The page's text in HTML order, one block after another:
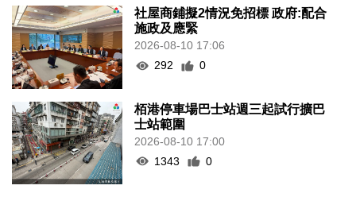
社屋商鋪擬2情況免招標 政府:配合
施政及應緊
2026-08-10 17:06
292
0
栢港停車場巴士站週三起試行擴巴
士站範圍
2026-08-10 17:00
1343
0